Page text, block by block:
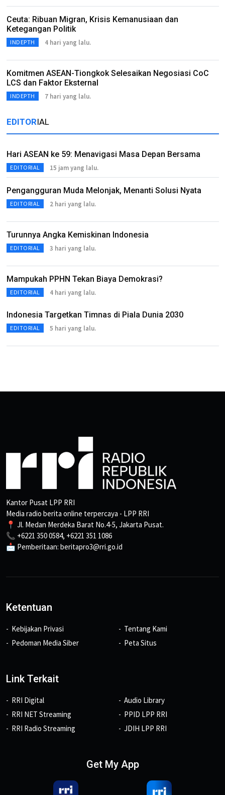
Ceuta: Ribuan Migran, Krisis Kemanusiaan dan
Ketegangan Politik
INDEPTH 4 hari yang lalu.
Komitmen ASEAN-Tiongkok Selesaikan Negosiasi CoC
LCS dan Faktor Eksternal
INDEPTH 7 hari yang lalu.
EDITORIAL
Hari ASEAN ke 59: Menavigasi Masa Depan Bersama
EDITORIAL 15 jam yang lalu.
Pengangguran Muda Melonjak, Menanti Solusi Nyata
EDITORIAL 2 hari yang lalu.
Turunnya Angka Kemiskinan Indonesia
EDITORIAL 3 hari yang lalu.
Mampukah PPHN Tekan Biaya Demokrasi?
EDITORIAL 4 hari yang lalu.
Indonesia Targetkan Timnas di Piala Dunia 2030
EDITORIAL 5 hari yang lalu.
Kantor Pusat LPP RRI
Media radio berita online terpercaya - LPP RRI
📍 Jl. Medan Merdeka Barat No.4-5, Jakarta Pusat.
📞 +6221 350 0584, +6221 351 1086
📩 Pemberitaan: beritapro3@rri.go.id
Ketentuan
Kebijakan Privasi
Pedoman Media Siber
Tentang Kami
Peta Situs
Link Terkait
RRI Digital
RRI NET Streaming
RRI Radio Streaming
Audio Library
PPID LPP RRI
JDIH LPP RRI
Get My App